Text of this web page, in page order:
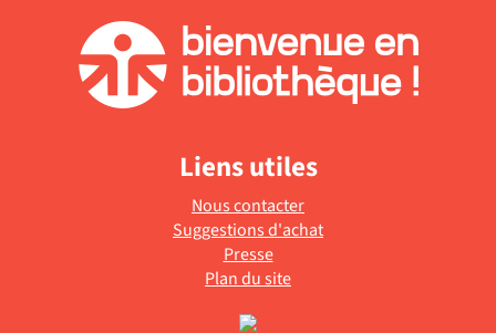
Liens utiles
Nous contacter
Suggestions d'achat
Presse
Plan du site